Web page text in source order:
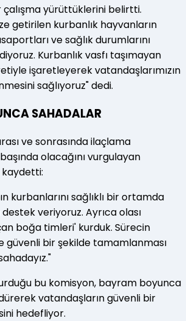
yürüttüklerini belirtti.
getirilen kurbanlık hayvanların
ve sağlık durumlarını
Kurbanlık vasfı taşımayan
işaretleyerek vatandaşlarımızın
sağlıyoruz" dedi.
SAHADALAR
ve sonrasında ilaçlama
olacağını vurgulayan
kaydetti:
kurbanlarını sağlıklı bir ortamda
veriyoruz. Ayrıca olası
boğa timleri' kurduk. Sürecin
güvenli bir şekilde tamamlanması
bu komisyon, bayram boyunca
vatandaşların güvenli bir
hedefliyor.